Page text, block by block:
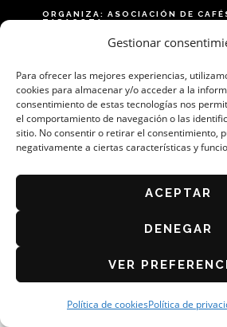
Gestionar
Para ofrecer las mejores experiencias,
cookies para almacenar y/o acceder a la
consentimiento de estas tecnologías nos
el comportamiento de navegación o las
sitio. No consentir o retirar el consentimiento,
negativamente a ciertas características y
ACEPTAR
DENEGAR
VER
Política de cookiesPolítica de
ORGANIZA: ASOCIACIÓN DE
ZARAGOZA
AVISO LEGAL
POLÍTICA DE PRIVACIDAD
BASES DEL CONCURSO 2026
POLÍTICA DE COOKIES (UE)